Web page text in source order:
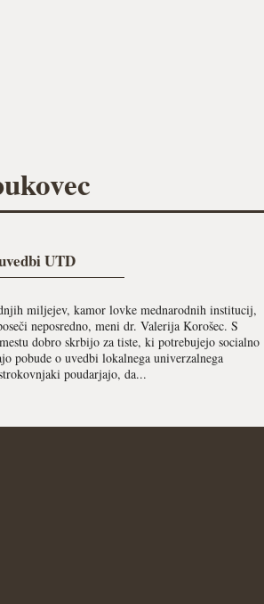
UTD
miljejev, kamor lovke mednarodnih institucij,
neposredno, meni dr. Valerija Korošec. S
dobro skrbijo za tiste, ki potrebujejo socialno
pobude o uvedbi lokalnega univerzalnega
poudarjajo, da...